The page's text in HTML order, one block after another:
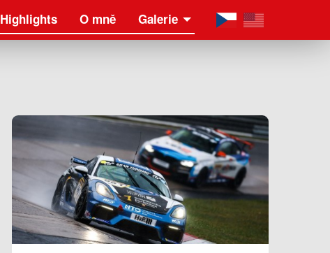
Highlights O mně Galerie